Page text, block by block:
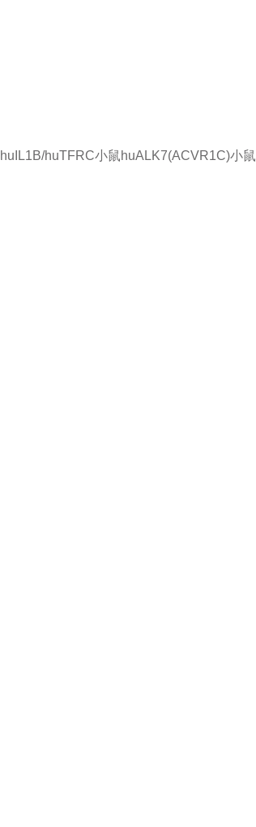
huIL1B/huTFRC小鼠huALK7(ACVR1C)小鼠